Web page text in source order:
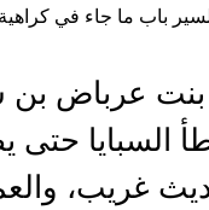
باب ما جاء في كراهية
عرباض بن
السبايا
غريب،